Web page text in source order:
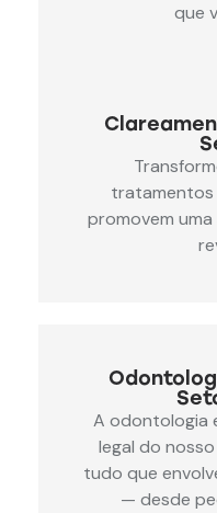
que
tratamentos
promovem
A odontologia
legal do
tudo que
— desde